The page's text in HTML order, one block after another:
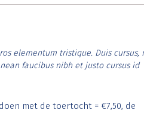
elementum tristique. Duis cursus,
faucibus nibh et justo cursus id
met de toertocht = €7,50, de